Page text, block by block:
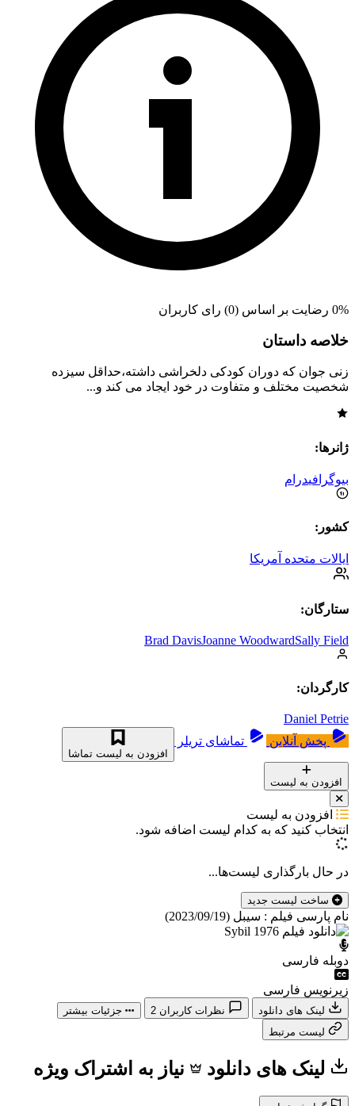
0% رضایت بر اساس (0) رای کاربران
خلاصه داستان
زنی جوان که دوران کودکی دلخراشی داشته،حداقل سیزده
شخصیت مختلف و متفاوت در خود ایجاد می کند و...
ژانرها:
بیوگرافیدرام
کشور:
ایالات متحده آمریکا
ستارگان:
Brad DavisJoanne WoodwardSally Field
کارگردان:
Daniel Petrie
پخش آنلاین
تماشای تریلر
افزودن به لیست تماشا
افزودن به لیست
افزودن به لیست
انتخاب کنید که به کدام لیست اضافه شود.
در حال بارگذاری لیست‌ها...
نام پارسی فیلم : سیبل (2023/09/19)
دوبله فارسی
زیرنویس فارسی
2
جزئیات بیشتر
لینک های دانلود نیاز به اشتراک ویژه